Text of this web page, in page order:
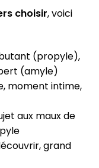
choisir, voici
(propyle),
(amyle)
moment intime,
aux maux de
grand